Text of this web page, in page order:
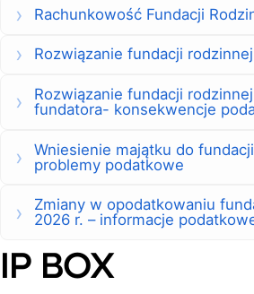
Rachunkowość Fundacji
Rozwiązanie fundacji rodzinnej
Rozwiązanie fundacji
fundatora- konsekwencje
Wniesienie majątku do
problemy podatkowe
Zmiany w opodatkowaniu
2026 r. – informacje
IP BOX